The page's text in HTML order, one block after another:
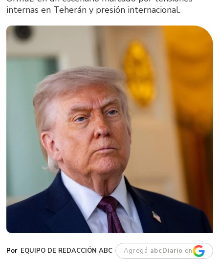
internas en Teherán y presión internacional.
EQUIPO DE REDACCIÓN ABC Agregá abcDiario en